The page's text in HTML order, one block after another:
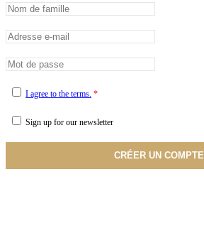
I agree to the terms. *
Sign up for our newsletter
CRÉER UN COMPTE